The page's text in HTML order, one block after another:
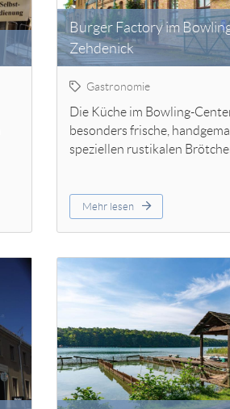
Burger Factory im
Zehdenick
Gastronomie
Die Küche im Bowling-
besonders frische,
speziellen rustikalen
Mehr lesen